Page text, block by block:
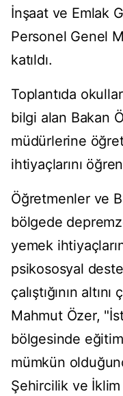
İnşaat ve Emlak
Personel Genel
katıldı.
Toplantıda
bilgi alan Bakan
müdürlerine
ihtiyaçlarını
Öğretmenler ve
bölgede
yemek
psikososyal
çalıştığının
Mahmut Özer,
bölgesinde
mümkün
Şehircilik ve İklim